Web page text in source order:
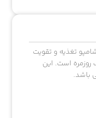
تغذیه و تقویت
است. این
باشد.